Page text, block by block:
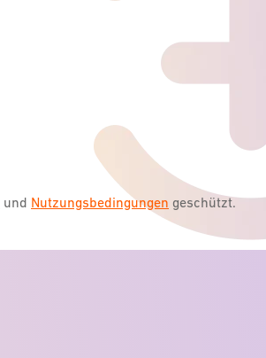
und Nutzungsbedingungen geschützt.